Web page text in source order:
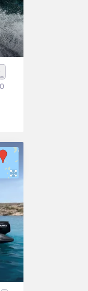
0